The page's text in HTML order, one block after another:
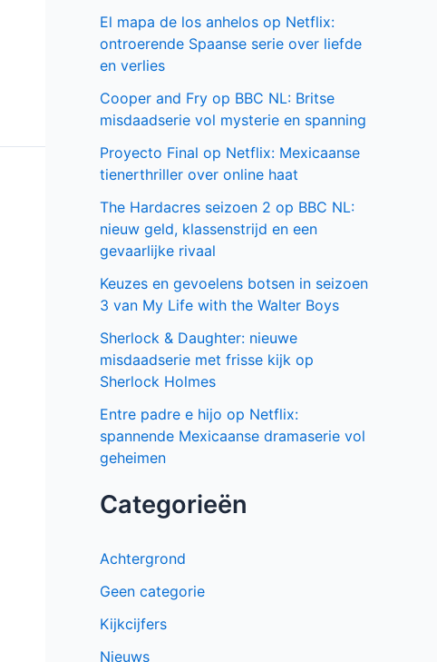
El mapa de los anhelos op Netflix:
ontroerende Spaanse serie over liefde
en verlies
Cooper and Fry op BBC NL: Britse
misdaadserie vol mysterie en spanning
Proyecto Final op Netflix: Mexicaanse
tienerthriller over online haat
The Hardacres seizoen 2 op BBC NL:
nieuw geld, klassenstrijd en een
gevaarlijke rivaal
Keuzes en gevoelens botsen in seizoen
3 van My Life with the Walter Boys
Sherlock & Daughter: nieuwe
misdaadserie met frisse kijk op
Sherlock Holmes
Entre padre e hijo op Netflix:
spannende Mexicaanse dramaserie vol
geheimen
Categorieën
Achtergrond
Geen categorie
Kijkcijfers
Nieuws